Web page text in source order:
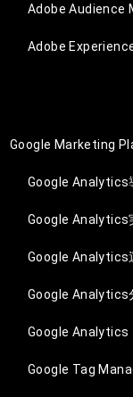
Adobe Audience
Adobe
Google Marketing
Google Analytics
Google Analytics
Google Analytics
Google Analytics
Google Analytics
Google Tag